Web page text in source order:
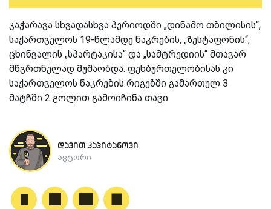
კაჭარავა სხვადასხვა პერიოდში „დინამო თბილისის“,
საქართველოს 19-წლამდე ნაკრების, „ზესტაფონის“,
ცხინვალის „სპარტაკისა“ და „სამტრედიის“ მთავარ
მწვრთნელად მუშაობდა. ფეხბურთელობისას კი
საქართველოს ნაკრების რიგებში გამართულ 3
მატჩში 2 გოლით გამოიჩინა თავი.
დავით კაპიტანოვი
ავტორი